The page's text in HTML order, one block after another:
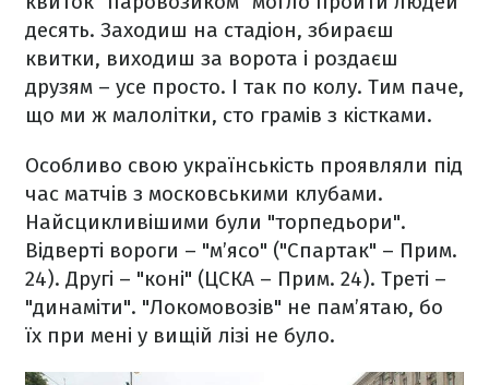
десять. Заходиш на стадіон, збираєш
квитки, виходиш за ворота і роздаєш
друзям – усе просто. І так по колу. Тим паче,
що ми ж малолітки, сто грамів з кістками.
Особливо свою українськість проявляли під
час матчів з московськими клубами.
Найсцикливішими були "торпедьори".
Відверті вороги – "м’ясо" ("Спартак" – Прим.
24). Другі – "коні" (ЦСКА – Прим. 24). Треті –
"динаміти". "Локомовозів" не пам’ятаю, бо
їх при мені у вищій лізі не було.